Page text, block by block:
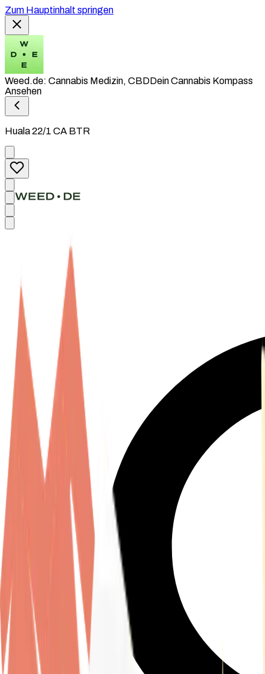
Zum Hauptinhalt springen
Weed.de: Cannabis Medizin, CBDDein Cannabis Kompass
Ansehen
Huala 22/1 CA BTR